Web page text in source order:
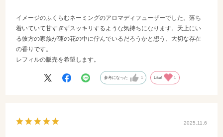
イメージのふくらむネーミングのアロマディフューザーでした。落ち
着いていて甘すぎずスッキリするような気持ちになります。天上にい
る彼方の家族が蓮の花の中に佇んでいるだろうかと想う、大切な存在
の香りです。
レフィルの販売を希望します。
参考になった 1 Like! 1
2025.11.6